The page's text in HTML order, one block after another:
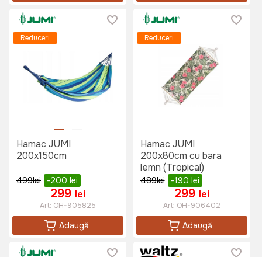
Reduceri
Hamac JUMI
200x150cm
499lei -200 lei
299 lei
Art: OH-905825
Adaugă
Reduceri
Hamac JUMI
200x80cm cu bara
lemn (Tropical)
489lei -190 lei
299 lei
Art: OH-906402
Adaugă